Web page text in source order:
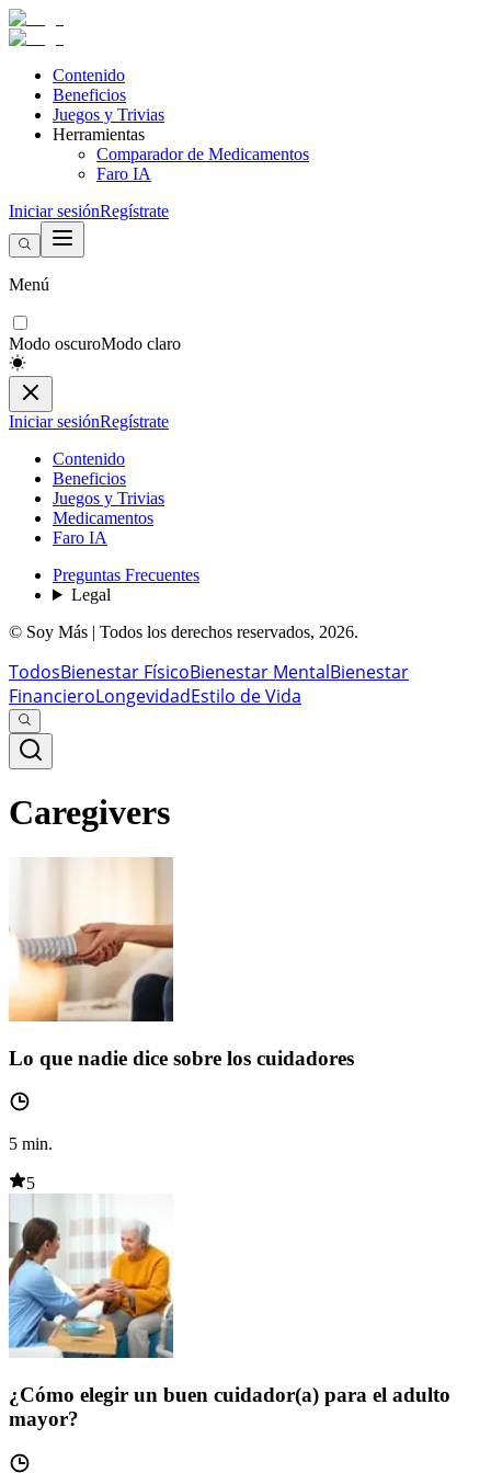
Contenido
Beneficios
Juegos y Trivias
Herramientas
Comparador de Medicamentos
Faro IA
Iniciar sesiónRegístrate
Menú
Modo oscuroModo claro
Iniciar sesiónRegístrate
Contenido
Beneficios
Juegos y Trivias
Medicamentos
Faro IA
Preguntas Frecuentes
Legal
© Soy Más | Todos los derechos reservados, 2026.
TodosBienestar FísicoBienestar MentalBienestar
FinancieroLongevidadEstilo de Vida
Caregivers
Lo que nadie dice sobre los cuidadores
5 min.
5
¿Cómo elegir un buen cuidador(a) para el adulto
mayor?